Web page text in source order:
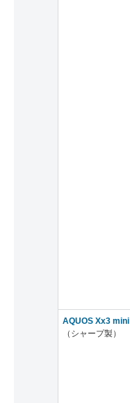
AQUOS Xx3 mini
（シャープ製）